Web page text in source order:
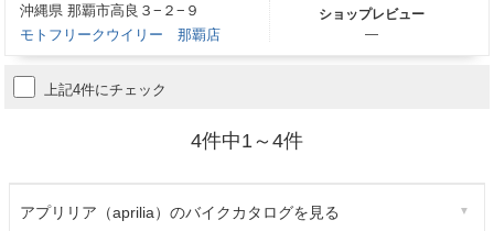
沖縄県 那覇市高良３−２−９
モトフリークウイリー 那覇店
ショップレビュー
―
上記4件にチェック
4件中1～4件
アプリリア（aprilia）のバイクカタログを見る